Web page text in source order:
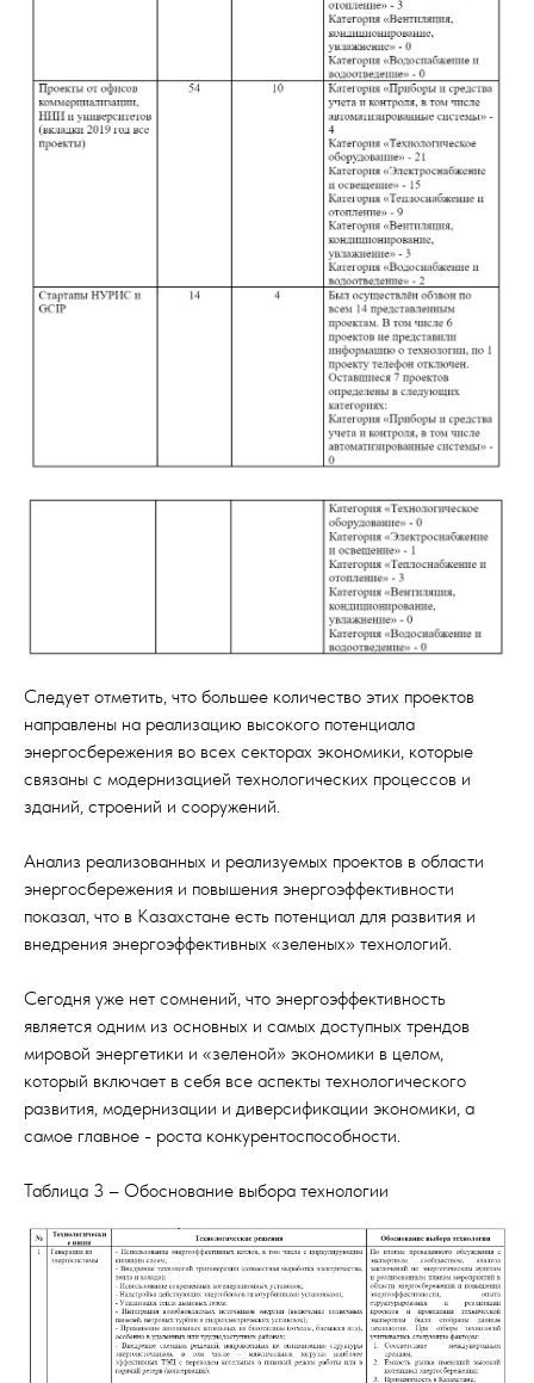
Следует отметить, что большее количество этих проектов
направлены на реализацию высокого потенциала
энергосбережения во всех секторах экономики, которые
связаны с модернизацией технологических процессов и
зданий, строений и сооружений.
Анализ реализованных и реализуемых проектов в области
энергосбережения и повышения энергоэффективности
показал, что в Казахстане есть потенциал для развития и
внедрения энергоэффективных «зеленых» технологий.
Сегодня уже нет сомнений, что энергоэффективность
является одним из основных и самых доступных трендов
мировой энергетики и «зеленой» экономики в целом,
который включает в себя все аспекты технологического
развития, модернизации и диверсификации экономики, а
самое главное - роста конкурентоспособности.
Таблица 3 – Обоснование выбора технологии